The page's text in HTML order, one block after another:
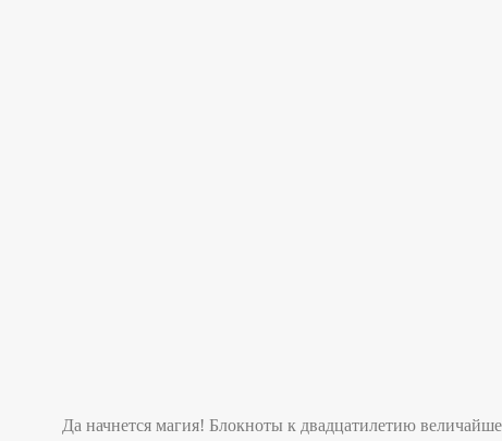
Да начнется магия! Блокноты к двадцатилетию